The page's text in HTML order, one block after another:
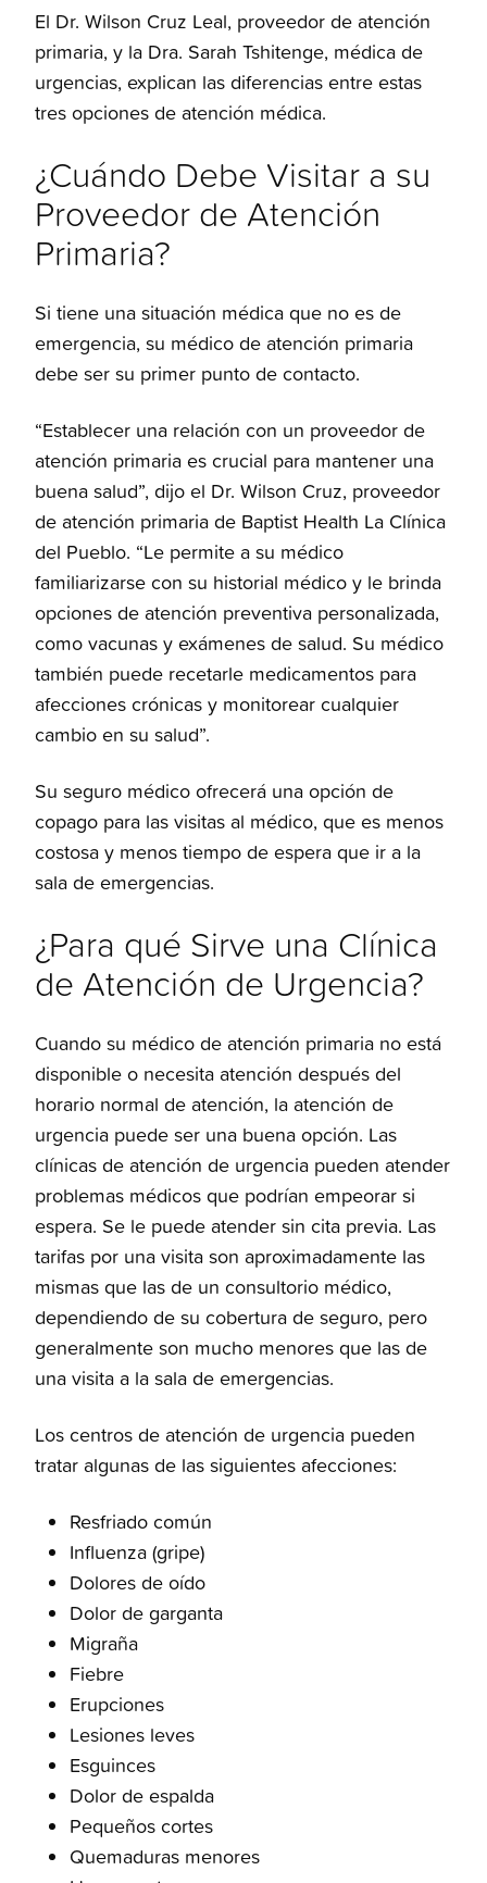
El Dr. Wilson Cruz Leal, proveedor de atención
primaria, y la Dra. Sarah Tshitenge, médica de
urgencias, explican las diferencias entre estas
tres opciones de atención médica.
¿Cuándo Debe Visitar a su
Proveedor de Atención
Primaria?
Si tiene una situación médica que no es de
emergencia, su médico de atención primaria
debe ser su primer punto de contacto.
“Establecer una relación con un proveedor de
atención primaria es crucial para mantener una
buena salud”, dijo el Dr. Wilson Cruz, proveedor
de atención primaria de Baptist Health La Clínica
del Pueblo. “Le permite a su médico
familiarizarse con su historial médico y le brinda
opciones de atención preventiva personalizada,
como vacunas y exámenes de salud. Su médico
también puede recetarle medicamentos para
afecciones crónicas y monitorear cualquier
cambio en su salud”.
Su seguro médico ofrecerá una opción de
copago para las visitas al médico, que es menos
costosa y menos tiempo de espera que ir a la
sala de emergencias.
¿Para qué Sirve una Clínica
de Atención de Urgencia?
Cuando su médico de atención primaria no está
disponible o necesita atención después del
horario normal de atención, la atención de
urgencia puede ser una buena opción. Las
clínicas de atención de urgencia pueden atender
problemas médicos que podrían empeorar si
espera. Se le puede atender sin cita previa. Las
tarifas por una visita son aproximadamente las
mismas que las de un consultorio médico,
dependiendo de su cobertura de seguro, pero
generalmente son mucho menores que las de
una visita a la sala de emergencias.
Los centros de atención de urgencia pueden
tratar algunas de las siguientes afecciones:
Resfriado común
Influenza (gripe)
Dolores de oído
Dolor de garganta
Migraña
Fiebre
Erupciones
Lesiones leves
Esguinces
Dolor de espalda
Pequeños cortes
Quemaduras menores